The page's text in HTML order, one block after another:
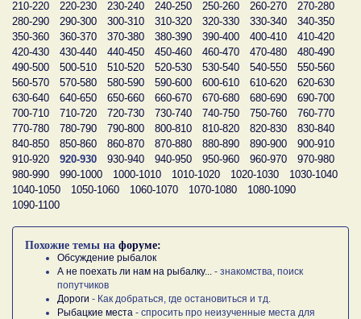
210-220
220-230 230-240 240-250 250-260 260-270
270-280
280-290
290-300 300-310 310-320 320-330 330-340
340-350
350-360
360-370 370-380 380-390 390-400 400-410
410-420
420-430
430-440 440-450 450-460 460-470 470-480
480-490
490-500
500-510 510-520 520-530 530-540 540-550
550-560
560-570
570-580 580-590 590-600 600-610 610-620
620-630
630-640
640-650 650-660 660-670 670-680 680-690
690-700
700-710
710-720 720-730 730-740 740-750 750-760
760-770
770-780
780-790 790-800 800-810 810-820 820-830
830-840
840-850
850-860 860-870 870-880 880-890 890-900
900-910
910-920
920-930 930-940 940-950 950-960 960-970
970-980
980-990
990-1000 1000-1010 1010-1020 1020-1030
1030-1040
1040-1050
1050-1060 1060-1070 1070-1080
1080-1090
1090-1100
Похожие темы на форуме:
Обсуждение рыбалок
А не поехать ли нам на рыбалку...
- знакомства, поиск
попутчиков
Дороги - Как добраться, где остановиться и тд.
Рыбацкие места - спросить про неизученные места для